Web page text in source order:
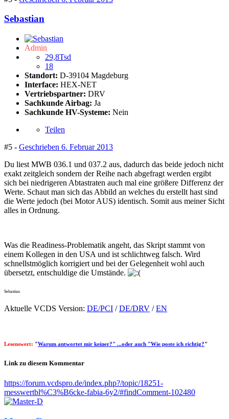
Sebastian
Admin
29,8Tsd
18
Standort: D-39104 Magdeburg
Interface: HEX-NET
Vertriebspartner: DRV
Sachkunde Airbag: Ja
Sachkunde HV-Systeme: Nein
Teilen
#5 - Geschrieben 6. Februar 2013
Du liest MWB 036.1 und 037.2 aus, dadurch das beide jedoch nicht
exakt zeitgleich sondern der Reihe nach abgefragt werden ergibt
sich bei niedrigeren Abtastraten auch mal eine größere Differenz der
Werte. Schaut man sich das Abbild an welches du erstellt hast sind
die Werte jedoch (bei Motor AUS) identisch. Somit aus meiner Sicht
alles in Ordnung.
Was die Readiness-Problematik angeht, das Skript stammt von
einem Kollegen in den USA und ist schlichtweg falsch. Wird
schnellstmöglich korrigiert und bei der Gelegenheit wohl auch
übersetzt, entschuldige die Umstände.
Sebastian
Aktuelle VCDS Version: DE/PCI /DE/DRV /EN
Lesenswert: "Warum antwortet mir keiner?" ...oder auch "Wie poste ich richtig?"
Link zu diesem Kommentar
https://forum.vcdspro.de/index.php?/topic/18251-
messwertbl%C3%B6cke-fabia-6y2/#findComment-102480